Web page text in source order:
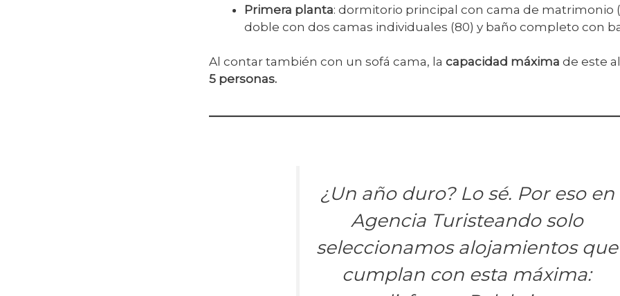
Primera planta: dormitorio principal con cama de matrimonio
doble con dos camas individuales (80) y baño completo con
Al contar también con un sofá cama, la capacidad máxima de este
5 personas.
¿Un año duro? Lo sé. Por eso en
Agencia Turisteando solo
seleccionamos alojamientos que
cumplan con esta máxima: